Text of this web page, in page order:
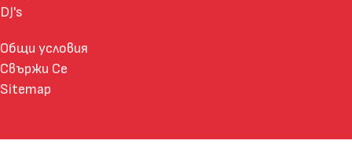
DJ's
Общи условия
Свържи Се
Sitemap